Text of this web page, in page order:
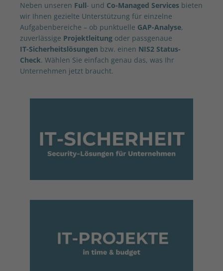
Neben unseren Full- und Co-Managed Services bieten
wir Ihnen gezielte Unterstützung für einzelne
Aufgabenbereiche – ob punktuelle GAP-Analyse,
zuverlässige Projektleitung oder passgenaue
IT-Sicherheitslösungen bzw. einen NIS2 Status-
Check. Wählen Sie einfach genau das, was Ihr
Unternehmen jetzt braucht.